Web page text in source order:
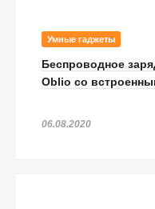
Умные гаджеты
Беспроводное
Oblio со
06.08.2020